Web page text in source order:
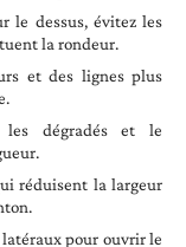
le dessus, évitez les
la rondeur.
et des lignes plus
dégradés et le
réduisent la largeur
pour ouvrir le